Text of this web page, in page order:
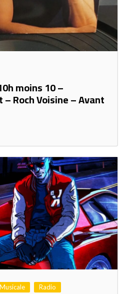
moins 10 –
Roch Voisine – Avant
Radio